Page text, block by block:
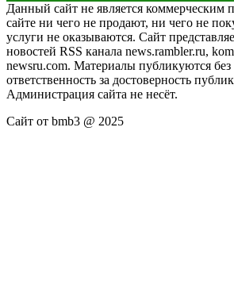
Данный сайт не является коммерческим
сайте ни чего не продают, ни чего не
услуги не оказываются. Сайт
новостей RSS канала news.rambler.ru,
newsru.com. Материалы публикуются без
ответственность за достоверность
Администрация сайта не несёт.
Сайт от bmb3 @ 2025